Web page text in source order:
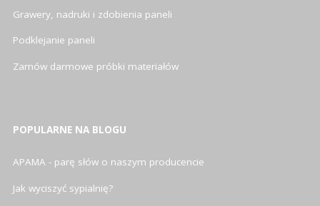
Grawery, nadruki i zdobienia paneli
Podklejanie paneli
Zamów darmowe próbki materiałów
POPULARNE NA BLOGU
APAMA - parę słów o naszym producencie
Jak wyciszyć sypialnię?